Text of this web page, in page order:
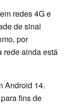
redes 4G e
de sinal
por
rede ainda está
Android 14.
fins de